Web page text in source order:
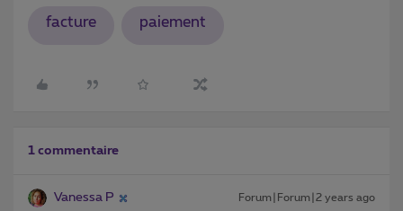
facture paiement
1 commentaire
Vanessa P Forum|Forum|2 years ago